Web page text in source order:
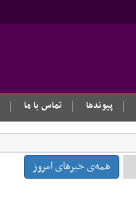
پیوندها تماس با ما
همه‌ی خبرهای امروز